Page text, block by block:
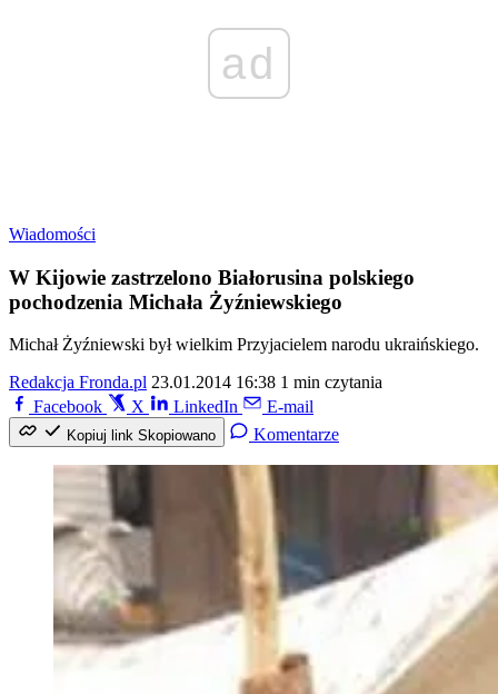
ad
Wiadomości
W Kijowie zastrzelono Białorusina polskiego
pochodzenia Michała Żyźniewskiego
Michał Żyźniewski był wielkim Przyjacielem narodu ukraińskiego.
Redakcja Fronda.pl 23.01.2014 16:38 1 min czytania
Facebook
X LinkedIn E-mail
Kopiuj link Skopiowano Komentarze